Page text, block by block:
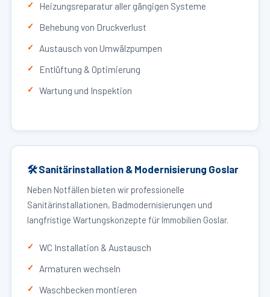
Heizungsreparatur aller gängigen Systeme
Behebung von Druckverlust
Austausch von Umwälzpumpen
Entlüftung & Optimierung
Wartung und Inspektion
🛠 Sanitärinstallation & Modernisierung Goslar
Neben Notfällen bieten wir professionelle
Sanitärinstallationen, Badmodernisierungen und
langfristige Wartungskonzepte für Immobilien Goslar.
WC Installation & Austausch
Armaturen wechseln
Waschbecken montieren